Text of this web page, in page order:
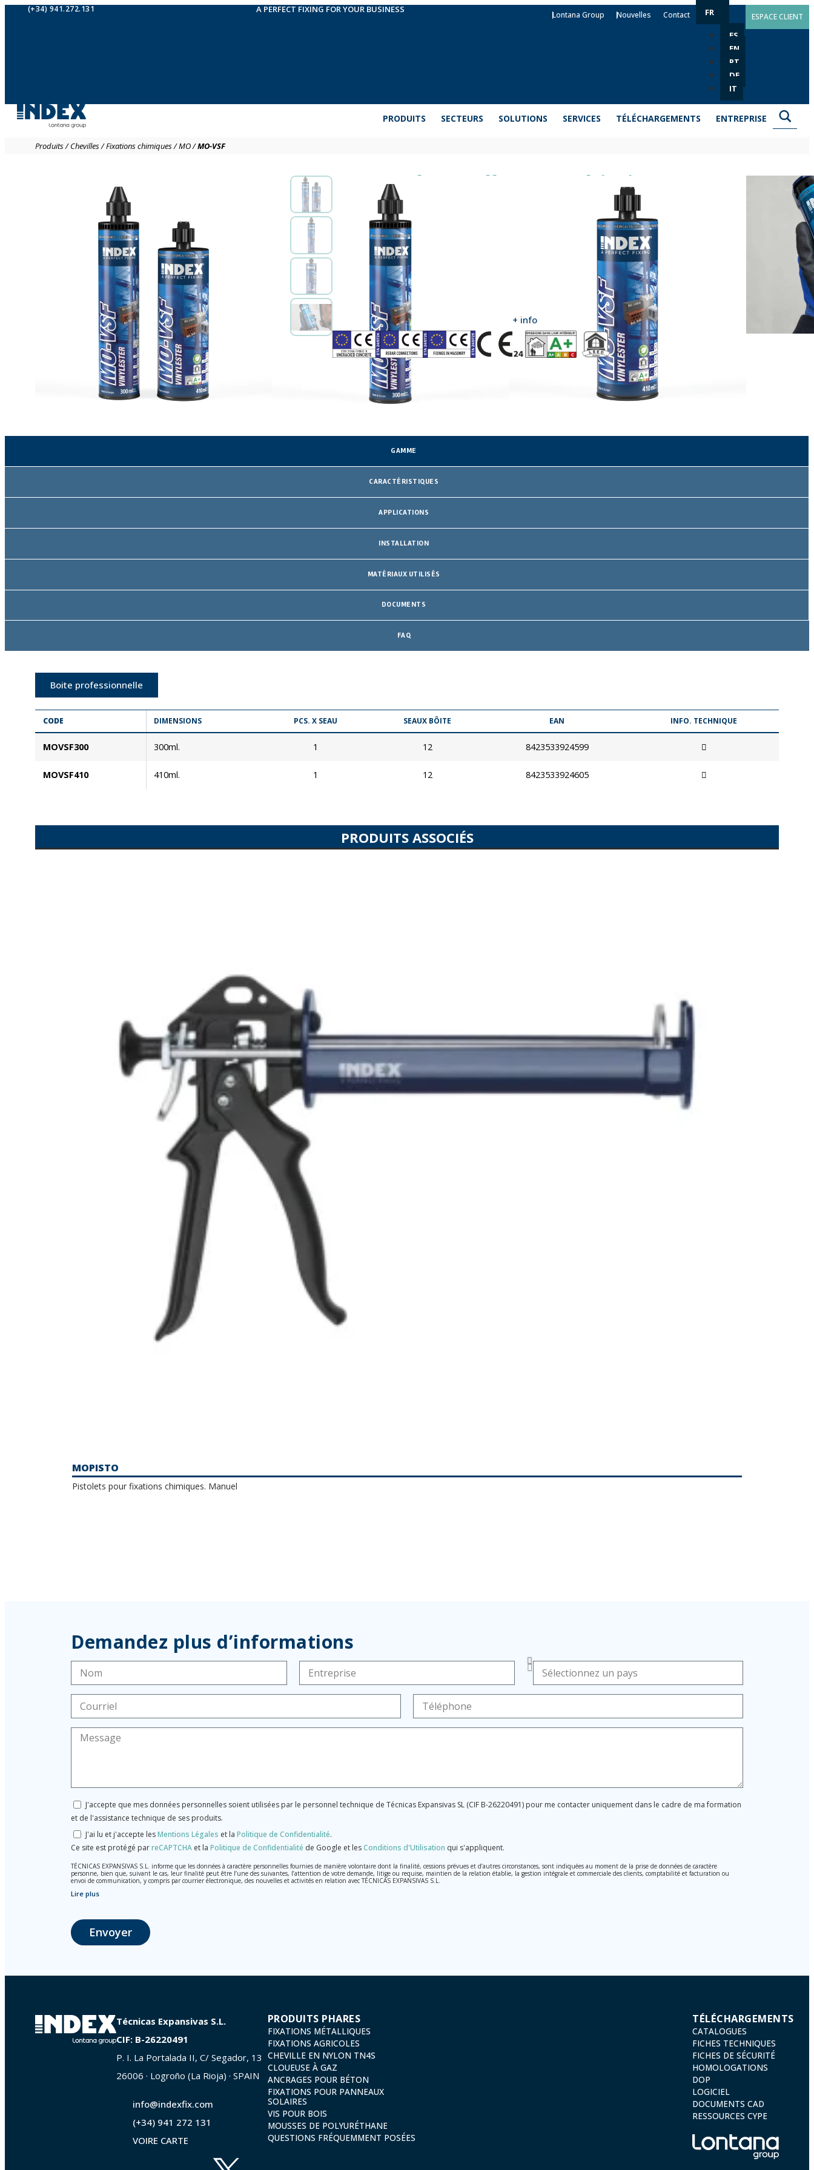
(+34) 941.272.131 A PERFECT FIXING FOR YOUR BUSINESS
Lontana Group Nouvelles Contact FR
ES
EN
PT
DE
IT
ESPACE CLIENT
PRODUITS SECTEURS SOLUTIONS SERVICES TÉLÉCHARGEMENTS ENTREPRISE
Produits/Chevilles/Fixations chimiques/MO/MO-VSF
Cartouche scellement chimique
vinylester sans styrène MO-VSF
Cheville chimique hybride en vinylester. Permet de fixer des éléments soumis à des charges élevées dans
le béton ou la maçonnerie. Elle peut être utilisée pour des charges statiques ou quasi statiques, à
l’intérieur comme à l’extérieur. Elle est homologuée ETA pour une utilisation dans le béton non fissuré
(option 7), la maçonnerie et les armatures post-installées. Il ne contient pas de styrène, ce qui le rend plus
sûr pour les utilisateurs.
Amplifier les informations
HOMOLOGATIONS ET CERTIFICATS + info
GAMME
CARACTÉRISTIQUES
APPLICATIONS
INSTALLATION
MATÉRIAUX UTILISÉS
DOCUMENTS
FAQ
Boite professionnelle
CODE DIMENSIONS PCS. X SEAU SEAUX BÔITE EAN INFO. TECHNIQUE
MOVSF300 300ml. 1 12 8423533924599
MOVSF410 410ml. 1 12 8423533924605
PRODUITS ASSOCIÉS
MOPISTO
Pistolets pour fixations chimiques. Manuel
Demandez plus d’informations
J'accepte que mes données personnelles soient utilisées par le personnel technique de Técnicas Expansivas SL (CIF B-26220491) pour me contacter uniquement dans le cadre de ma formation
et de l'assistance technique de ses produits.
J'ai lu et j'accepte lesMentions Légales et la Politique de Confidentialité.
Ce site est protégé parreCAPTCHA et la Politique de Confidentialité de Google et lesConditions d'Utilisation qui s'appliquent.
TÉCNICAS EXPANSIVAS S.L. informe que les données à caractère personnelles fournies de manière volontaire dont la finalité, cessions prévues et d’autres circonstances, sont indiquées au moment de la prise de données de caractère
personne, bien que, suivant le cas, leur finalité peut être l’une des suivantes, l’attention de votre demande, litige ou requise, maintien de la relation établie, la gestion intégrale et commerciale des clients, comptabilité et facturation ou
envoi de communication, y compris par courrier électronique, des nouvelles et activités en relation avec TÉCNICAS EXPANSIVAS S.L.
Les données de nos fichiers sont absolument confidentielles et seront traitées avec la plus grande confidentialité et répondent à toutes les exigences prévues par la loi 15/1999 du 13 décembre sur la protection des données personnelles.
L’usager peut à tout moment exercer son droit d'accès, de rectification, d'annulation et d'opposition en vertu des dispositions au Règlement Général sur la Protection des Données 2016 (RGPD) en envoyant une lettre accompagnée d'une
photocopie de votre pièce d’identité, à P.I. La Portalada II | c/ Segador 13, 26006 | Logroño (La Rioja).
Lire plus
Envoyer
Técnicas Expansivas S.L.
CIF: B-26220491
P. I. La Portalada II, C/ Segador, 13
26006 · Logroño (La Rioja) · SPAIN
info@indexfix.com
(+34) 941 272 131
VOIRE CARTE
PRODUITS PHARES
FIXATIONS MÉTALLIQUES
FIXATIONS AGRICOLES
CHEVILLE EN NYLON TN4S
CLOUEUSE À GAZ
ANCRAGES POUR BÉTON
FIXATIONS POUR PANNEAUX
SOLAIRES
VIS POUR BOIS
MOUSSES DE POLYURÉTHANE
QUESTIONS FRÉQUEMMENT POSÉES
TÉLÉCHARGEMENTS
CATALOGUES
FICHES TECHNIQUES
FICHES DE SÉCURITÉ
HOMOLOGATIONS
DOP
LOGICIEL
DOCUMENTS CAD
RESSOURCES CYPE